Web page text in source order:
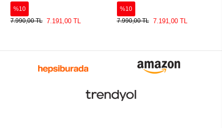
%10
7.990,00 TL 7.191,00 TL
%10
7.990,00 TL
7.191,00 TL